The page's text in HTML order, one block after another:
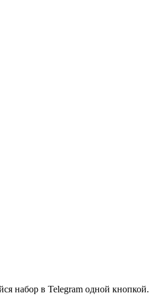
набор в Telegram одной кнопкой.